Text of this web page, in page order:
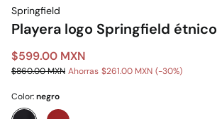
Springfield
Playera logo Springfield étnico
$599.00 MXN
$860.00 MXN Ahorras $261.00 MXN 30
Color:negro